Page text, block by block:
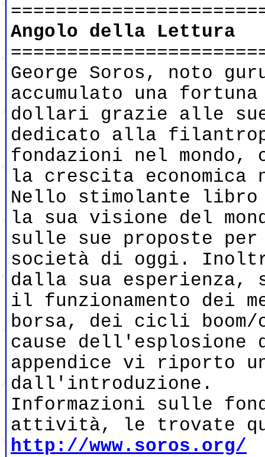
Angolo della Lettura
George Soros, noto
accumulato una
dollari grazie alle
dedicato alla
fondazioni nel mondo,
la crescita
Nello stimolante
la sua visione del
sulle sue proposte
società di oggi.
dalla sua esperienza,
il funzionamento dei
borsa, dei cicli
cause
appendice vi riporto
dall'introduzione.
Informazioni sulle
attività, le trovate
http://www.soros.org/